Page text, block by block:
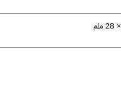
×
28ملم